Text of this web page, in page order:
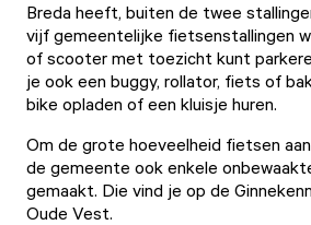
Breda heeft, buiten de twee
vijf gemeentelijke fietsenstallingen
of scooter met toezicht kunt
je ook een buggy, rollator, fiets of
bike opladen of een kluisje huren.
Om de grote hoeveelheid fietsen
de gemeente ook enkele
gemaakt. Die vind je op de
Oude Vest.